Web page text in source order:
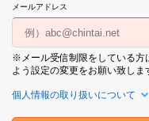
メールアドレス
※メール受信制限をしている方
よう設定の変更をお願い致しま
個人情報の取り扱いについて